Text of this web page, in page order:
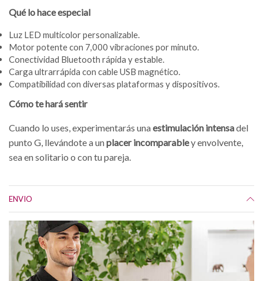
Qué lo hace especial
Luz LED multicolor personalizable.
Motor potente con 7,000 vibraciones por minuto.
Conectividad Bluetooth rápida y estable.
Carga ultrarrápida con cable USB magnético.
Compatibilidad con diversas plataformas y dispositivos.
Cómo te hará sentir
Cuando lo uses, experimentarás unaestimulación intensadel
punto G, llevándote a unplacer incomparabley envolvente,
sea en solitario o con tu pareja.
ENVIO